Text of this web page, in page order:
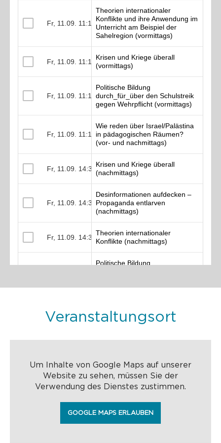
Veranstaltungsort
Um Inhalte von Google Maps auf unserer
Website zu sehen, müssen Sie der
Verwendung des Dienstes zustimmen.
GOOGLE MAPS ERLAUBEN